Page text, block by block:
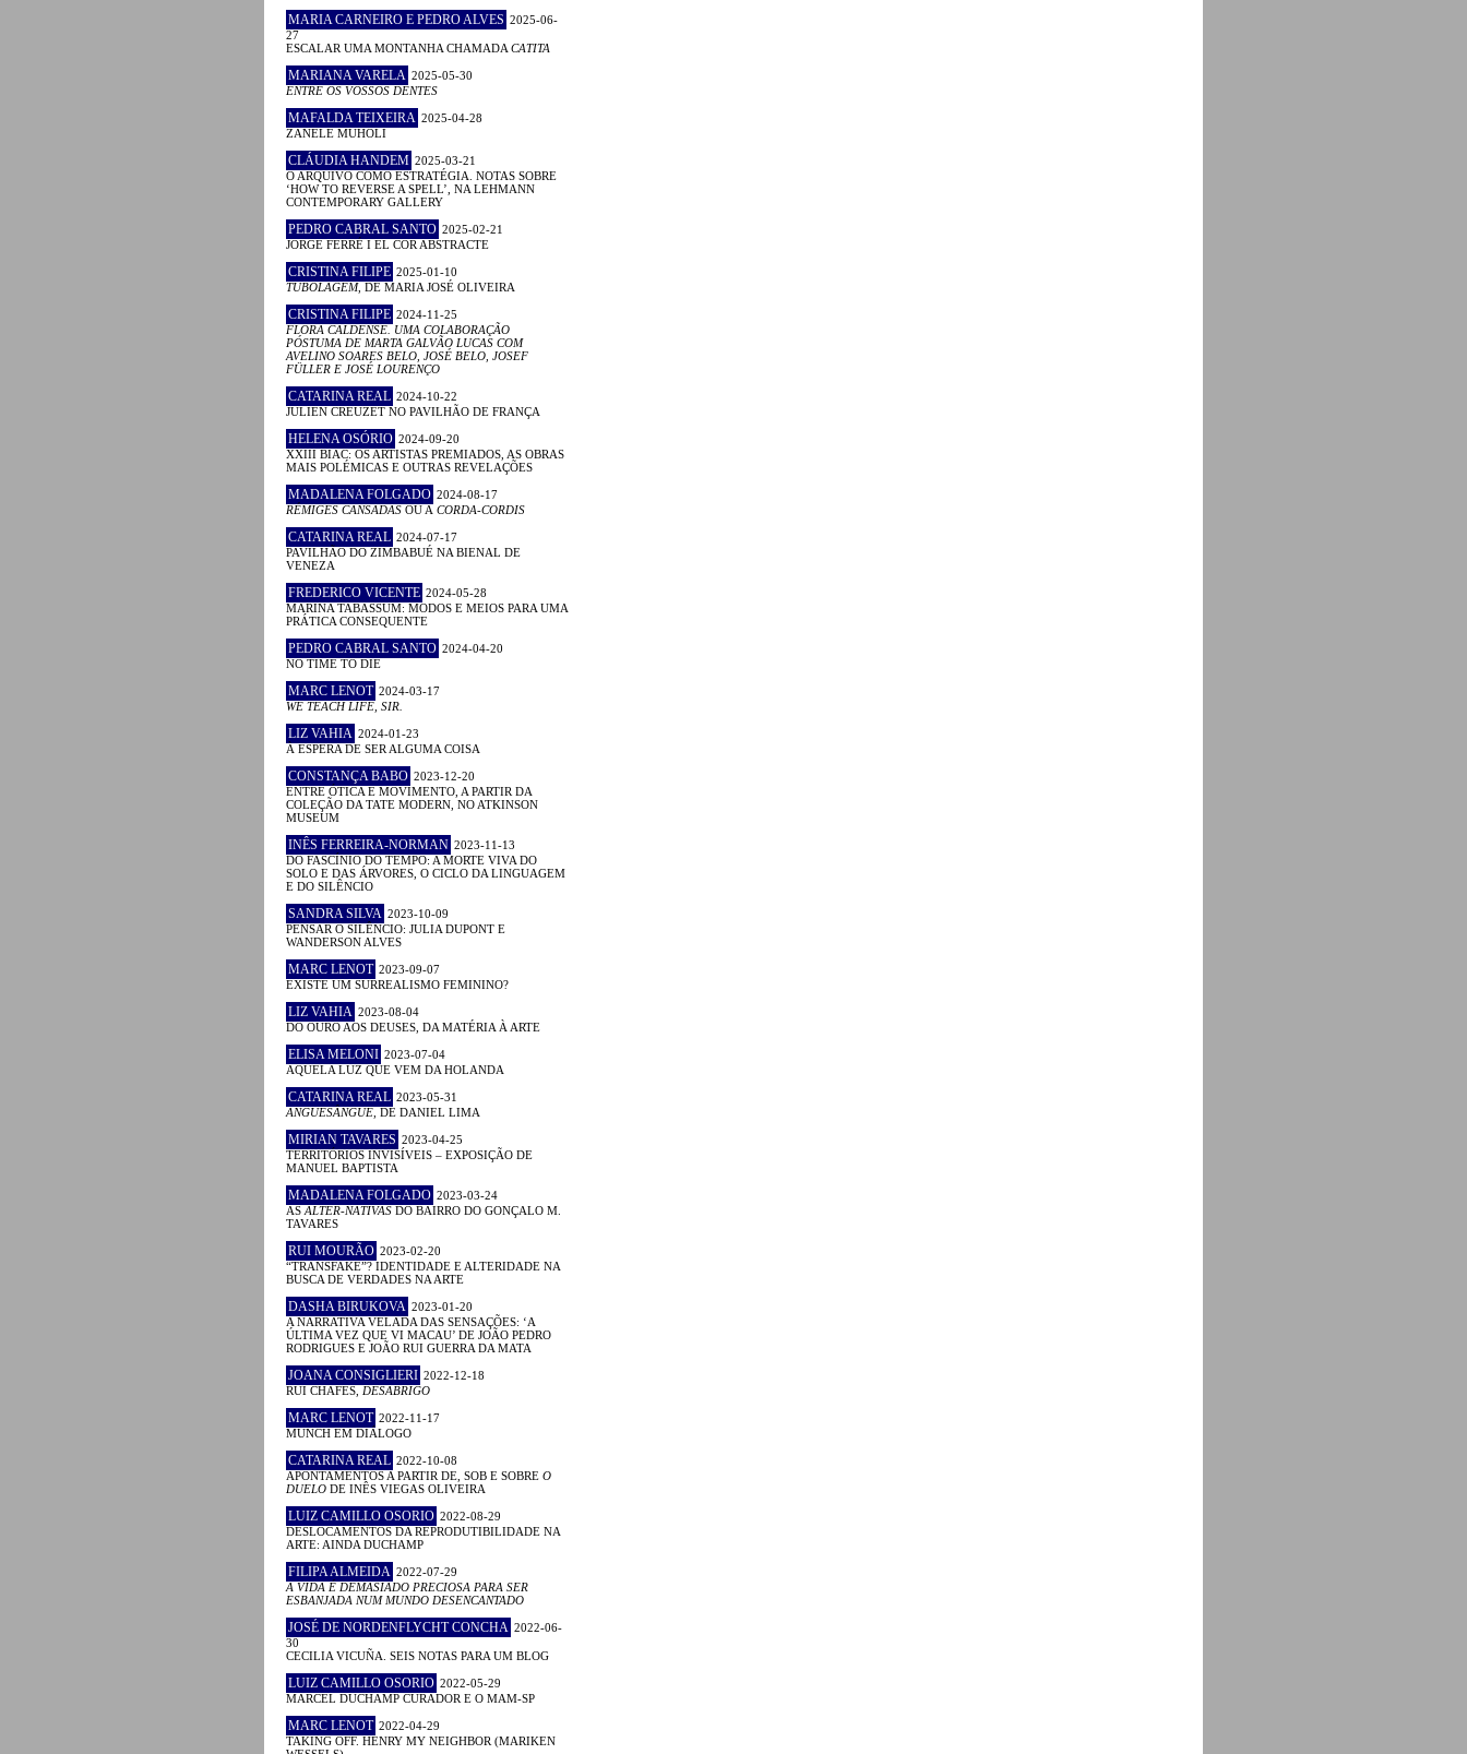
MARIA CARNEIRO E PEDRO ALVES 2025-06-
27
ESCALAR UMA MONTANHA CHAMADA CATITA
MARIANA VARELA 2025-05-30
ENTRE OS VOSSOS DENTES
MAFALDA TEIXEIRA 2025-04-28
ZANELE MUHOLI
CLÁUDIA HANDEM 2025-03-21
O ARQUIVO COMO ESTRATÉGIA. NOTAS SOBRE
‘HOW TO REVERSE A SPELL’, NA LEHMANN
CONTEMPORARY GALLERY
PEDRO CABRAL SANTO 2025-02-21
JORGE FERRÉ I EL COR ABSTRACTE
CRISTINA FILIPE 2025-01-10
TUBOLAGEM, DE MARIA JOSÉ OLIVEIRA
CRISTINA FILIPE 2024-11-25
FLORA CALDENSE. UMA COLABORAÇÃO
PÓSTUMA DE MARTA GALVÃO LUCAS COM
AVELINO SOARES BELO, JOSÉ BELO, JOSEF
FÜLLER E JOSÉ LOURENÇO
CATARINA REAL 2024-10-22
JULIEN CREUZET NO PAVILHÃO DE FRANÇA
HELENA OSÓRIO 2024-09-20
XXIII BIAC: OS ARTISTAS PREMIADOS, AS OBRAS
MAIS POLÉMICAS E OUTRAS REVELAÇÕES
MADALENA FOLGADO 2024-08-17
RÉMIGES CANSADAS OU A CORDA-CORDIS
CATARINA REAL 2024-07-17
PAVILHÃO DO ZIMBABUÉ NA BIENAL DE
VENEZA
FREDERICO VICENTE 2024-05-28
MARINA TABASSUM: MODOS E MEIOS PARA UMA
PRÁTICA CONSEQUENTE
PEDRO CABRAL SANTO 2024-04-20
NO TIME TO DIE
MARC LENOT 2024-03-17
WE TEACH LIFE, SIR.
LIZ VAHIA 2024-01-23
À ESPERA DE SER ALGUMA COISA
CONSTANÇA BABO 2023-12-20
ENTRE ÓTICA E MOVIMENTO, A PARTIR DA
COLEÇÃO DA TATE MODERN, NO ATKINSON
MUSEUM
INÊS FERREIRA-NORMAN 2023-11-13
DO FASCÍNIO DO TEMPO: A MORTE VIVA DO
SOLO E DAS ÁRVORES, O CICLO DA LINGUAGEM
E DO SILÊNCIO
SANDRA SILVA 2023-10-09
PENSAR O SILÊNCIO: JULIA DUPONT E
WANDERSON ALVES
MARC LENOT 2023-09-07
EXISTE UM SURREALISMO FEMININO?
LIZ VAHIA 2023-08-04
DO OURO AOS DEUSES, DA MATÉRIA À ARTE
ELISA MELONI 2023-07-04
AQUELA LUZ QUE VEM DA HOLANDA
CATARINA REAL 2023-05-31
ANGUESÂNGUE , DE DANIEL LIMA
MIRIAN TAVARES 2023-04-25
TERRITÓRIOS INVISÍVEIS – EXPOSIÇÃO DE
MANUEL BAPTISTA
MADALENA FOLGADO 2023-03-24
AS ALTER-NATIVAS DO BAIRRO DO GONÇALO M.
TAVARES
RUI MOURÃO 2023-02-20
“TRANSFAKE”? IDENTIDADE E ALTERIDADE NA
BUSCA DE VERDADES NA ARTE
DASHA BIRUKOVA 2023-01-20
A NARRATIVA VELADA DAS SENSAÇÕES: ‘A
ÚLTIMA VEZ QUE VI MACAU’ DE JOÃO PEDRO
RODRIGUES E JOÃO RUI GUERRA DA MATA
JOANA CONSIGLIERI 2022-12-18
RUI CHAFES, DESABRIGO
MARC LENOT 2022-11-17
MUNCH EM DIÁLOGO
CATARINA REAL 2022-10-08
APONTAMENTOS A PARTIR DE, SOB E SOBRE O
DUELO DE INÊS VIEGAS OLIVEIRA
LUIZ CAMILLO OSORIO 2022-08-29
DESLOCAMENTOS DA REPRODUTIBILIDADE NA
ARTE: AINDA DUCHAMP
FILIPA ALMEIDA 2022-07-29
A VIDA É DEMASIADO PRECIOSA PARA SER
ESBANJADA NUM MUNDO DESENCANTADO
JOSÉ DE NORDENFLYCHT CONCHA 2022-06-
30
CECILIA VICUÑA. SEIS NOTAS PARA UM BLOG
LUIZ CAMILLO OSORIO 2022-05-29
MARCEL DUCHAMP CURADOR E O MAM-SP
MARC LENOT 2022-04-29
TAKING OFF. HENRY MY NEIGHBOR (MARIKEN